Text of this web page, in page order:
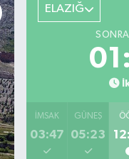
ELAZIĞ
İMSAK
03:47
GÜNEŞ
05:23